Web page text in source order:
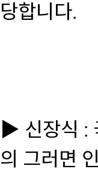
당합니다.
▶ 신장식 :
의 그러면